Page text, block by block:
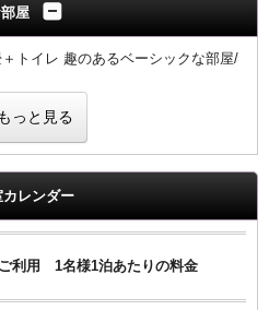
プ料金が通常より1,000円オフ
-ZAN-』
：通常価格より1,000円OFF） …
＋2,300円
8,300円（本館客室の設定はございませ
ください（グループ統一）
す
NOBE」
さい
屋
＋トイレ 趣のあるベーシックな部屋/
く山々の眺望を間近に感じていただけ
お過ごしください
・冷蔵庫・金庫・ポット
ください
ます
もっと見る
カレンダー
利用 1名様1泊あたりの料金